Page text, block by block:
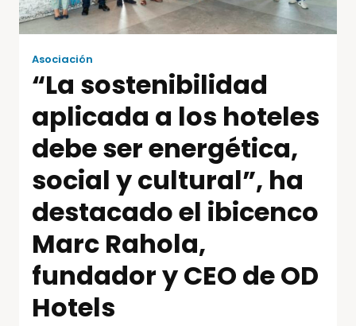
Asociación
“La sostenibilidad
aplicada a los hoteles
debe ser energética,
social y cultural”, ha
destacado el ibicenco
Marc Rahola,
fundador y CEO de OD
Hotels